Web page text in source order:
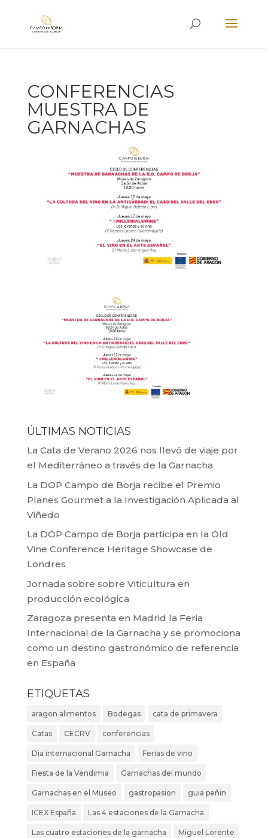
CONFERENCIAS
MUESTRA DE
GARNACHAS
ÚLTIMAS NOTICIAS
La Cata de Verano 2026 nos llevó de viaje por
el Mediterráneo a través de la Garnacha
La DOP Campo de Borja recibe el Premio
Planes Gourmet a la Investigación Aplicada al
Viñedo
La DOP Campo de Borja participa en la Old
Vine Conference Heritage Showcase de
Londres
Jornada sobre sobre Viticultura en
producción ecológica
Zaragoza presenta en Madrid la Feria
Internacional de la Garnacha y se promociona
como un destino gastronómico de referencia
en España
ETIQUETAS
aragon alimentos Bodegas cata de primavera
Catas CECRV conferencias
Dia internacional Garnacha Ferias de vino
Fiesta de la Vendimia Garnachas del mundo
Garnachas en el Museo gastropasion guia peñin
ICEX España Las 4 estaciones de la Garnacha
Las cuatro estaciones de la garnacha Miguel Lorente